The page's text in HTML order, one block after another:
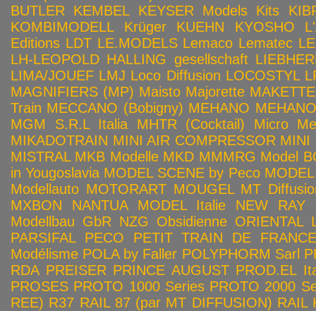
BUTLER
KEMBEL KEYSER Models Kits
KOMBIMODELL
Krüger KUEHN KYOSHO
Editions LDT LE.MODELS Lemaco Lematec
LH-LEOPOLD HALLING gesellschaft
LIMA/JOUEF LMJ Loco Diffusion LOCOSTYL
MAGNIFIERS (MP) Maisto Majorette MAKETTE
Train MECCANO (Bobigny) MEHANO
MGM S.R.L Italia
MHTR (Cocktail)
Micro
MIKADOTRAIN MINI AIR COMPRESSOR MINI
MISTRAL MKB Modelle MKD MMMRG Model
in Yougoslavia MODEL SCENE by Peco
Modellauto MOTORART MOUGEL MT
MXBON
NANTUA MODEL Italie NEW RAY
Modellbau GbR NZG Obsidienne ORIENTAL
PARSIFAL
PECO
PETIT TRAIN DE FRANCE
Modélisme POLA by Faller POLYPHORM Sarl
RDA PREISER PRINCE AUGUST PROD.EL
PROSES PROTO 1000 Series PROTO 2000
REE) R37 RAIL 87 (par MT DIFFUSION) RAIL